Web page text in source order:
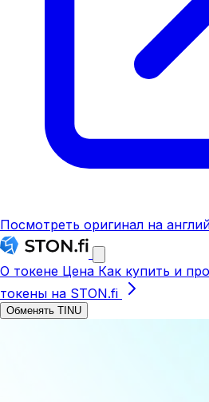
Посмотреть оригинал на
О токене Цена Как купить и
токены на STON.fi
Обменять TINU